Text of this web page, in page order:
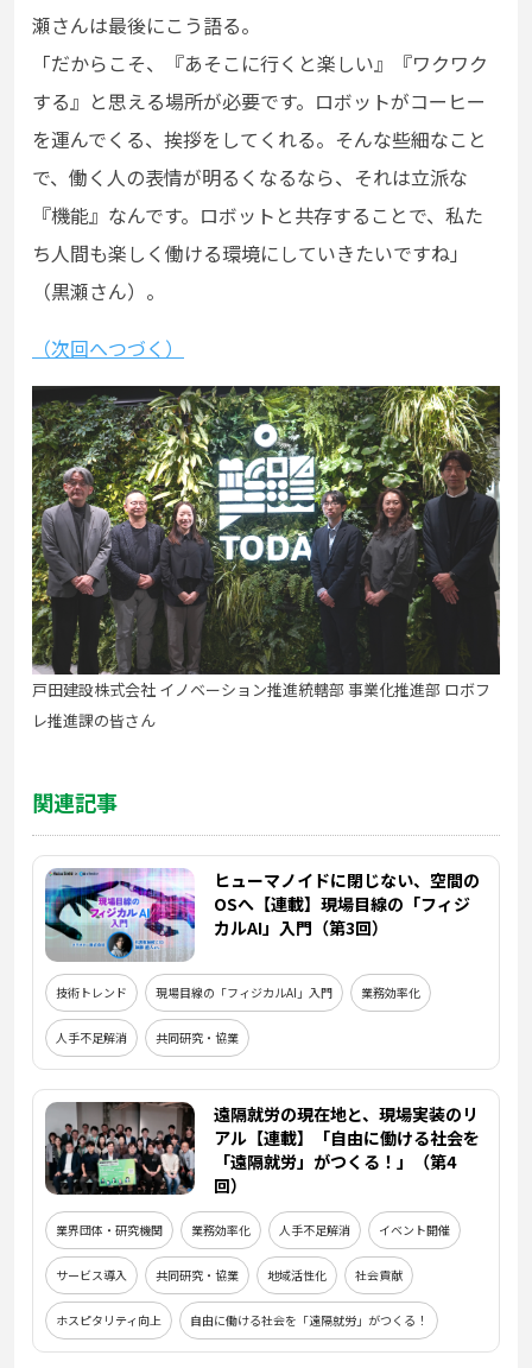
瀬さんは最後にこう語る。
「だからこそ、『あそこに行くと楽しい』『ワクワク
する』と思える場所が必要です。ロボットがコーヒー
を運んでくる、挨拶をしてくれる。そんな些細なこと
で、働く人の表情が明るくなるなら、それは立派な
『機能』なんです。ロボットと共存することで、私た
ち人間も楽しく働ける環境にしていきたいですね」
（黒瀬さん）。
（次回へつづく）
戸田建設株式会社 イノベーション推進統轄部 事業化推進部 ロボフ
レ推進課の皆さん
関連記事
ヒューマノイドに閉じない、空間の
OSへ【連載】現場目線の「フィジ
カルAI」入門（第3回）
技術トレンド 現場目線の「フィジカルAI」入門 業務効率化
人手不足解消 共同研究・協業
遠隔就労の現在地と、現場実装のリ
アル【連載】「自由に働ける社会を
「遠隔就労」がつくる！」（第4
回）
業界団体・研究機関 業務効率化 人手不足解消 イベント開催
サービス導入 共同研究・協業 地域活性化 社会貢献
ホスピタリティ向上 自由に働ける社会を「遠隔就労」がつくる！